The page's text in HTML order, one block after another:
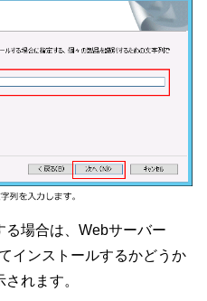
る場合は、Webサーバー
インストールするかどうか
れます。